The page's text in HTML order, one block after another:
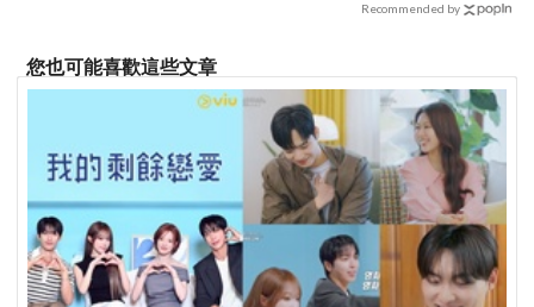
Recommended by
您也可能喜歡這些文章